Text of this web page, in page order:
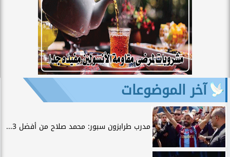
آخر الموضوعات
مدرب طرابزون سبور: محمد صلاح من أفضل 3...